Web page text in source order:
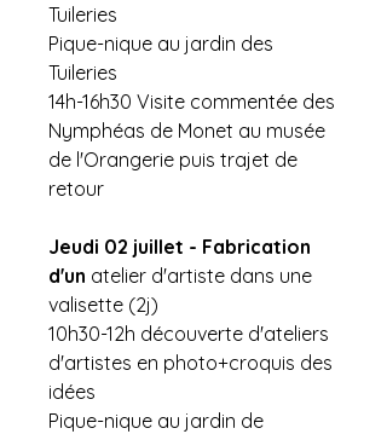
Tuileries
Pique-nique au jardin des
Tuileries
14h-16h30 Visite commentée des
Nymphéas de Monet au musée
de l'Orangerie puis trajet de
retour
Jeudi 02 juillet - Fabrication
d'un atelier d'artiste dans une
valisette (2j)
10h30-12h découverte d'ateliers
d'artistes en photo+croquis des
idées
Pique-nique au jardin de